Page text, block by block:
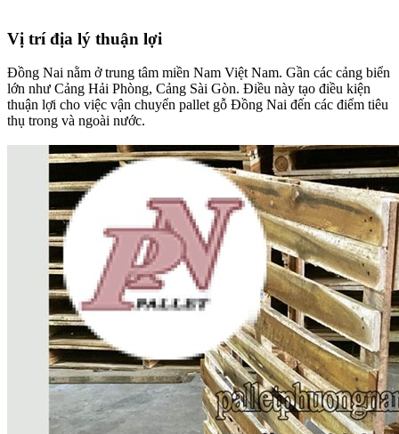
Vị trí địa lý thuận lợi
Đồng Nai nằm ở trung tâm miền Nam Việt Nam. Gần các cảng biển
lớn như Cảng Hải Phòng, Cảng Sài Gòn. Điều này tạo điều kiện
thuận lợi cho việc vận chuyển pallet gỗ Đồng Nai đến các điểm tiêu
thụ trong và ngoài nước.